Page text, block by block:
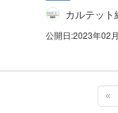
カルテット
公開日:2023年02